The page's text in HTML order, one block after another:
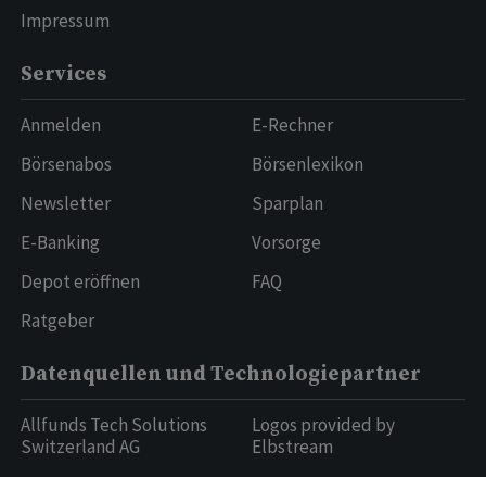
Impressum
Services
Anmelden
Börsenabos
Newsletter
E-Banking
Depot eröffnen
Ratgeber
E-Rechner
Börsenlexikon
Sparplan
Vorsorge
FAQ
Datenquellen und Technologiepartner
Allfunds Tech Solutions
Switzerland AG
Logos provided by
Elbstream